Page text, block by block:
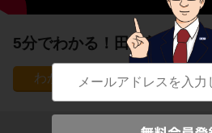
5分でわかる！田中義一内閣
54